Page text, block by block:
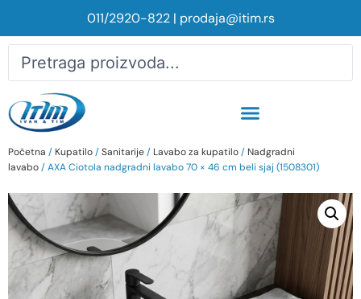
011/2920-822| prodaja@itim.rs
Početna / Kupatilo/Sanitarije/ Lavabo za kupatilo/ Nadgradni
lavabo/ AXA Ciotola nadgradni lavabo 70 × 46 cm beli sjaj (1508301)